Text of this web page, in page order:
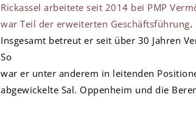
Rickassel arbeitete seit 2014 bei PMP
war Teil der erweiterten Geschäftsführung.
Insgesamt betreut er seit über 30 Jahren
So
war er unter anderem in leitenden
abgewickelte Sal. Oppenheim und die